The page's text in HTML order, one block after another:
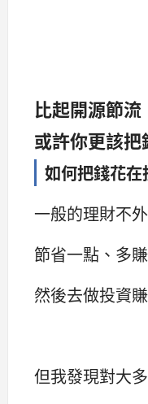
比起開源節流
或許你更該把
如何把錢花在
一般的理財不
節省一點、多
然後去做投資
但我發現對大